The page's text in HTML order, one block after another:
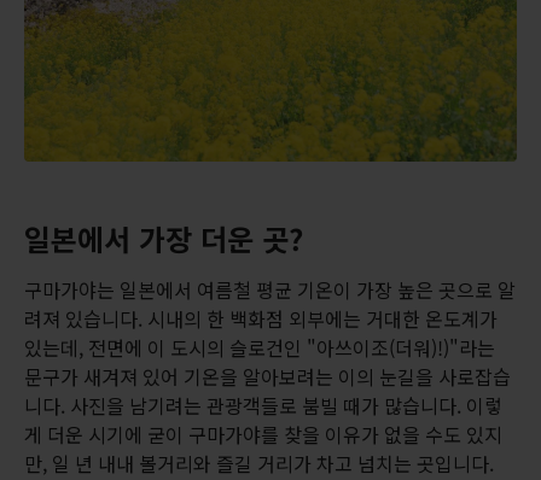
일본에서 가장 더운 곳?
구마가야는 일본에서 여름철 평균 기온이 가장 높은 곳으로 알
려져 있습니다. 시내의 한 백화점 외부에는 거대한 온도계가
있는데, 전면에 이 도시의 슬로건인 "아쓰이조(더워)!)"라는
문구가 새겨져 있어 기온을 알아보려는 이의 눈길을 사로잡습
니다. 사진을 남기려는 관광객들로 붐빌 때가 많습니다. 이렇
게 더운 시기에 굳이 구마가야를 찾을 이유가 없을 수도 있지
만, 일 년 내내 볼거리와 즐길 거리가 차고 넘치는 곳입니다.